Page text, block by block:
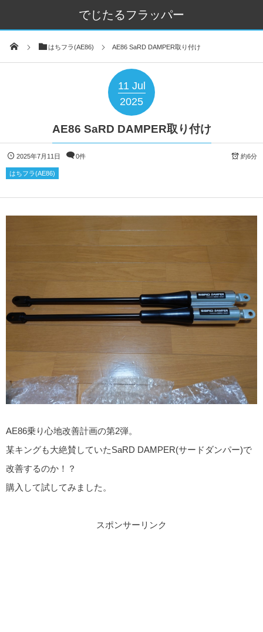
でじたるフラッパー
はちフラ(AE86) AE86 SaRD DAMPER取り付け
11 Jul
2025
AE86 SaRD DAMPER取り付け
2025年7月11日 0件 約6分
はちフラ(AE86)
AE86乗り心地改善計画の第2弾。
某キングも大絶賛していたSaRD DAMPER(サードダンパー)で
改善するのか！？
購入して試してみました。
スポンサーリンク